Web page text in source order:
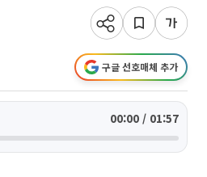
구글 선호매체 추가
00:00 / 01:57